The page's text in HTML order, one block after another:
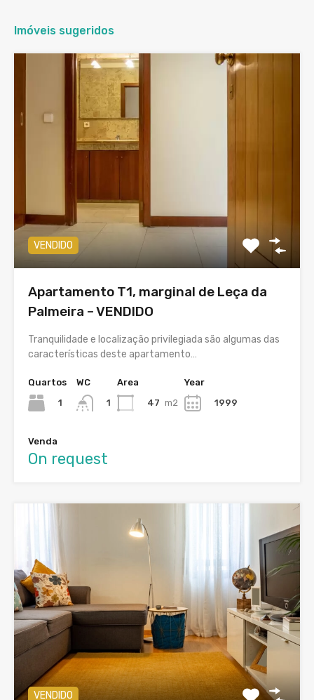
Imóveis sugeridos
VENDIDO
Apartamento T1, marginal de Leça da
Palmeira – VENDIDO
Tranquilidade e localização privilegiada são algumas das
características deste apartamento…
Quartos
1
WC
1
Area
47 m2
Year
1999
Venda
On request
VENDIDO